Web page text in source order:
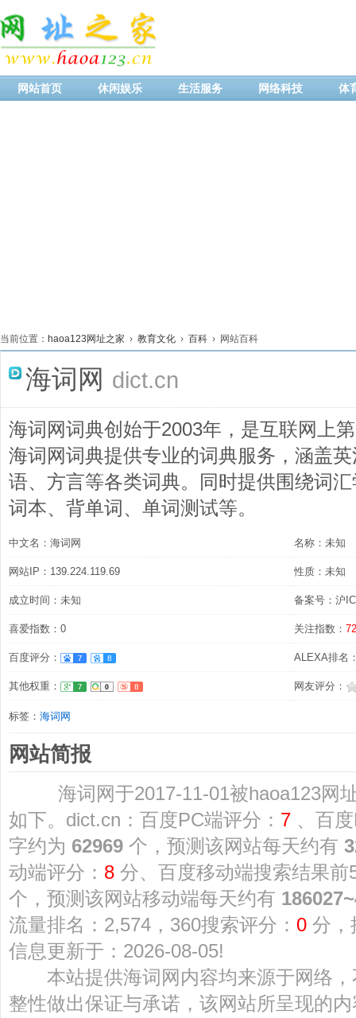
网站首页 休闲娱乐 生活服务 网络科技 体
当前位置： haoa123网址之家 › 教育文化 › 百科 › 网站百科
海词网 dict.cn
海词网词典创始于2003年，是互联网上
海词网词典提供专业的词典服务，涵盖
语、方言等各类词典。同时提供围绕词
词本、背单词、单词测试等。
中文名：海词网 名称：未知
网站IP：139.224.119.69 性质：未知
成立时间：未知 备案号：沪
喜爱指数：0 关注指数：
百度评分： ALEXA排名
其他权重： 网友评分：
标签： 海词网
网站简报
海词网于2017-11-01被haoa123网址
如下。dict.cn：百度PC端评分： 7 、百
字约为 62969 个，预测该网站每天约有
动端评分： 8 分、百度移动端搜索结果
个，预测该网站移动端每天约有
流量排名：2,574，360搜索评分： 0 分，
信息更新于：2026-08-05!
本站提供海词网内容均来源于网络，
整性做出保证与承诺，该网站所呈现的